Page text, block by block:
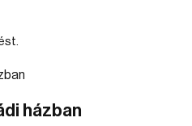
házban